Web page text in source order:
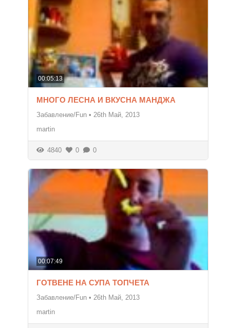
00:05:13
МНОГО ЛЕСНА И ВКУСНА МАНДЖА
Забавление/Fun • 26th Май, 2013
martin
4840 0 0
00:07:49
ГОТВЕНЕ НА СУПА ТОПЧЕТА
Забавление/Fun • 26th Май, 2013
martin